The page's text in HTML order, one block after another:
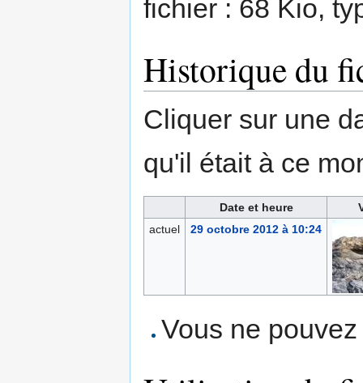
fichier : 68 Kio,
Historique du
Cliquer sur une
qu'il était à ce
Date et heure
actuel
29 octobre 2012 à 10:24
Vous ne